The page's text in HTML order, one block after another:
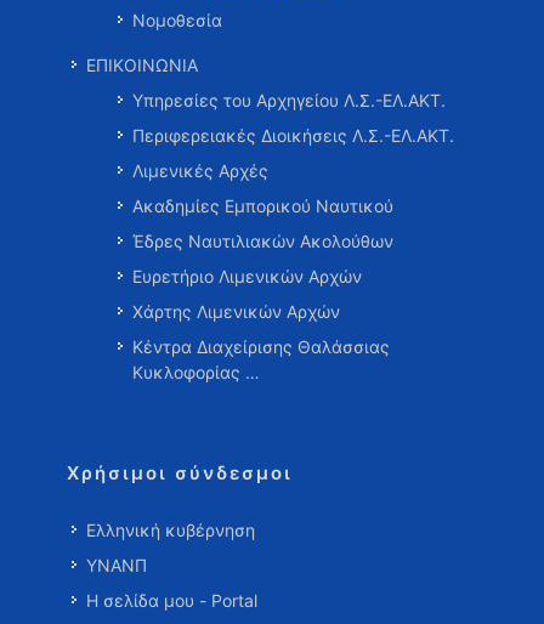
Νομοθεσία
ΕΠΙΚΟΙΝΩΝΙΑ
Υπηρεσίες του Αρχηγείου Λ.Σ.-ΕΛ.ΑΚΤ.
Περιφερειακές Διοικήσεις Λ.Σ.-ΕΛ.ΑΚΤ.
Λιμενικές Αρχές
Ακαδημίες Εμπορικού Ναυτικού
Έδρες Ναυτιλιακών Ακολούθων
Ευρετήριο Λιμενικών Αρχών
Χάρτης Λιμενικών Αρχών
Κέντρα Διαχείρισης Θαλάσσιας
Κυκλοφορίας …
Χρήσιμοι σύνδεσμοι
Ελληνική κυβέρνηση
ΥΝΑΝΠ
Η σελίδα μου - Portal